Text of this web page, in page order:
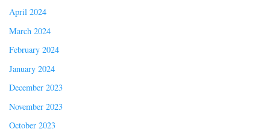
April 2024
March 2024
February 2024
January 2024
December 2023
November 2023
October 2023